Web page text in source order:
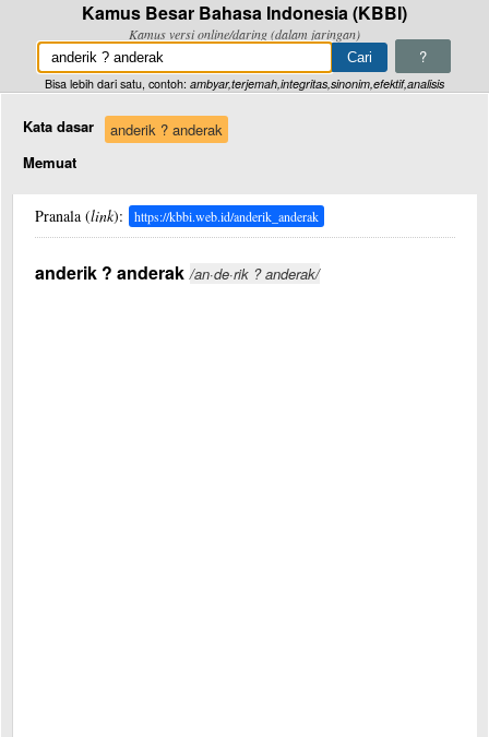
Kamus Besar Bahasa Indonesia (KBBI)
Kamus versi online/daring (dalam jaringan)
?
Bisa lebih dari satu, contoh: ambyar,terjemah,integritas,sinonim,efektif,analisis
Kata dasar
anderik ? anderak
Memuat
Pranala (link): https://kbbi.web.id/anderik_anderak
anderik ? anderak /an·de·rik ? anderak/